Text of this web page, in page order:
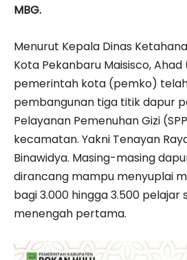
MBG.
Menurut Kepala Dinas
Kota Pekanbaru Maisisco,
pemerintah kota (pemko)
pembangunan tiga titik dapur
Pelayanan Pemenuhan Gizi
kecamatan. Yakni Tenayan
Binawidya. Masing-masing
dirancang mampu menyuplai
bagi 3.000 hingga 3.500 pelajar
menengah pertama.